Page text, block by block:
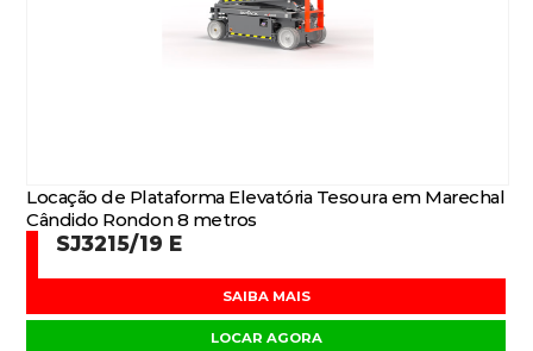
Locação de Plataforma Elevatória Tesoura em Marechal
Cândido Rondon 8 metros
SJ3215/19 E
SAIBA MAIS
LOCAR AGORA